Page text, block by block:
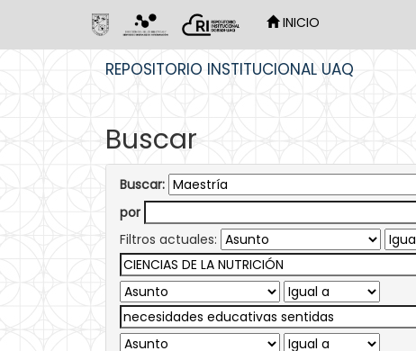
INICIO
REPOSITORIO INSTITUCIONAL UAQ
Buscar
Buscar:
por
Filtros actuales: